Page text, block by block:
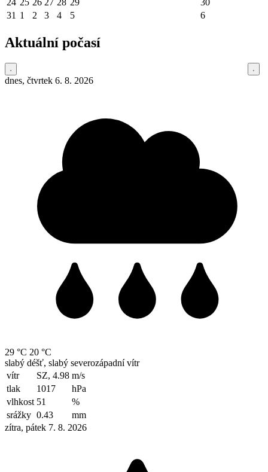
31 1 2 3 4 5 6
Aktuální počasí
dnes, čtvrtek 6. 8. 2026
29 °C 20 °C
slabý déšť, slabý severozápadní vítr
vítr
SZ, 4.98 m/s
tlak
1017
hPa
vlhkost 51
%
srážky 0.43
mm
zítra, pátek 7. 8. 2026